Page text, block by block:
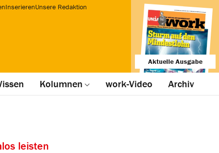
InserierenUnsere Redaktion
Aktuelle Ausgabe
Kolumnen work-Video Archiv
leisten